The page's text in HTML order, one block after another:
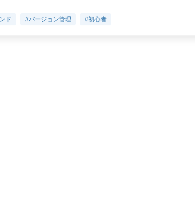
ド #バージョン管理 #初心者